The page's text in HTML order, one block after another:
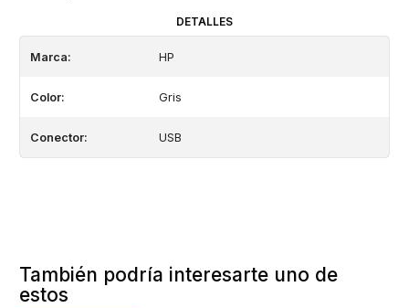
DETALLES
Marca: HP
Color: Gris
Conector: USB
También podría interesarte uno de
estos